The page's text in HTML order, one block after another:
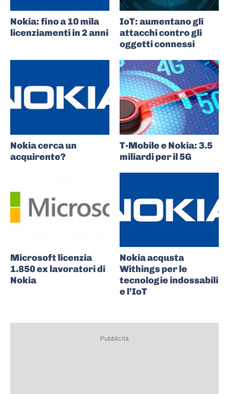
Nokia: fino a 10 mila
licenziamenti in 2 anni
IoT: aumentano gli
attacchi contro gli
oggetti connessi
Nokia cerca un
acquirente?
T-Mobile e Nokia: 3.5
miliardi per il 5G
Microsoft licenzia
1.850 ex lavoratori di
Nokia
Nokia acqusta
Withings per le
tecnologie indossabili
e l’IoT
Pubblicità